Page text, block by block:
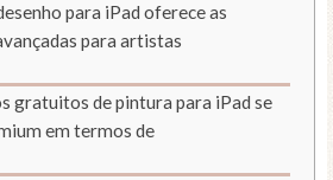
para iPad oferece as
para artistas
gratuitos de pintura para iPad se
em termos de